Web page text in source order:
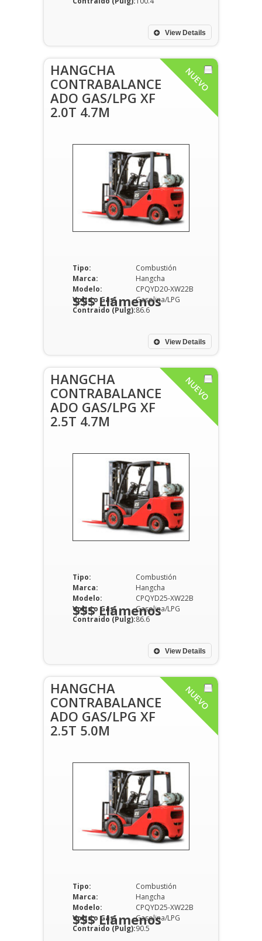
View Details
NUEVO
HANGCHA
CONTRABALANCE
ADO GAS/LPG XF
2.0T 4.7M
Tipo:
Combustión
Marca:
Hangcha
Modelo:
CPQYD20-XW22B
Volts o Gas:
Gasolina/LPG
Contraido (Pulg):86.6
View Details
$$$ Llámenos
NUEVO
HANGCHA
CONTRABALANCE
ADO GAS/LPG XF
2.5T 4.7M
Tipo:
Combustión
Marca:
Hangcha
Modelo:
CPQYD25-XW22B
Volts o Gas:
Gasolina/LPG
Contraido (Pulg):86.6
View Details
$$$ Llámenos
NUEVO
HANGCHA
CONTRABALANCE
ADO GAS/LPG XF
2.5T 5.0M
Tipo:
Combustión
Marca:
Hangcha
Modelo:
CPQYD25-XW22B
Volts o Gas:
Gasolina/LPG
Contraido (Pulg):90.5
$$$ Llámenos